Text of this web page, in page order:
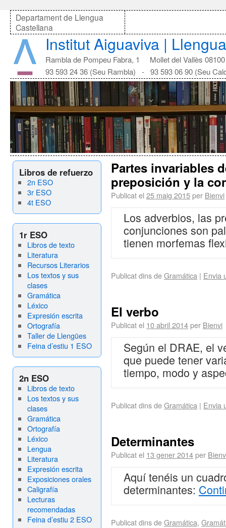
Departament de Llengua
Castellana
Institut Aiguaviva |
Rambla de Pompeu Fabra, 1 Mollet del Vallès 08100
93 593 24 36 (Seu Rambla) - 93 593 06 90 (Seu
Libros de refuerzo
2n ESO
3r ESO
4t ESO
1r ESO
Libros de texto
Literatura
Recursos Literarios
Los textos y sus
clases
Gramática
Léxico
Expresión escrita
Ortografía
Taller de Llengües
Feina d’estiu 1 ESO
2n ESO
Libros de texto
Los textos y sus
clases
Gramática
Ortografía
Léxico
Lengua
Literatura
Expresión escrita
Exposiciones orales
Caligrafía
Lecturas
recomendadas
Feina d’estiu 2 ESO
Partes invariables
preposición y la
Publicat el 25 maig 2015per Bienvi
Los adverbios, las
conjunciones son
tienen morfemas
Publicat dins deGramática | Envia
El verbo
Publicat el 10 abril 2014per Bienvi
Según el DRAE, el
que puede tener
tiempo, modo y
Publicat dins deGramática | Envia
Determinantes
Publicat el 13 gener 2014per
Aquí tenéis un
determinantes:
Publicat dins deGramática,